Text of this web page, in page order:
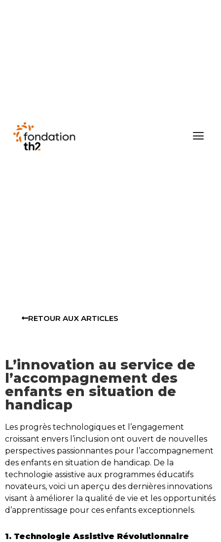
RETOUR AUX ARTICLES
L’innovation au service de
l’accompagnement des
enfants en situation de
handicap
Les progrès technologiques et l’engagement
croissant envers l’inclusion ont ouvert de nouvelles
perspectives passionnantes pour l’accompagnement
des enfants en situation de handicap. De la
technologie assistive aux programmes éducatifs
novateurs, voici un aperçu des dernières innovations
visant à améliorer la qualité de vie et les opportunités
d’apprentissage pour ces enfants exceptionnels.
1. Technologie Assistive Révolutionnaire